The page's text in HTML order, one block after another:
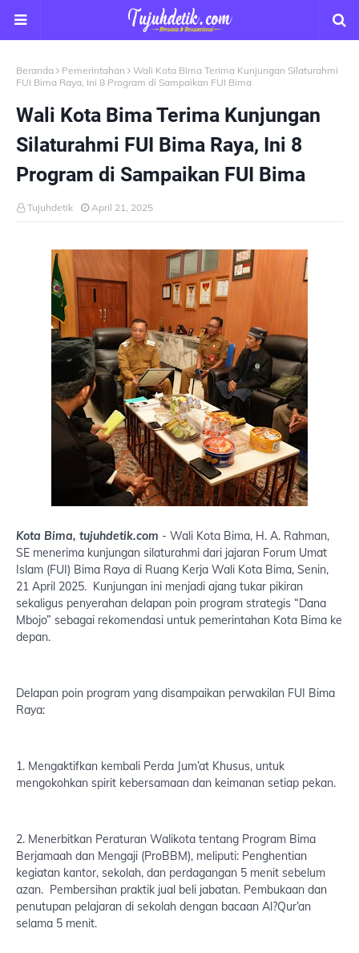
Beranda Pemerintahan
Wali Kota Bima Terima Kunjungan Silaturahmi
FUI Bima Raya, Ini 8 Program di Sampaikan FUI Bima
Wali Kota Bima Terima Kunjungan
Silaturahmi FUI Bima Raya, Ini 8
Program di Sampaikan FUI Bima
Tujuhdetik April 21, 2025
Kota Bima, tujuhdetik.com - Wali Kota Bima, H. A. Rahman,
SE menerima kunjungan silaturahmi dari jajaran Forum Umat
Islam (FUI) Bima Raya di Ruang Kerja Wali Kota Bima, Senin,
21 April 2025. Kunjungan ini menjadi ajang tukar pikiran
sekaligus penyerahan delapan poin program strategis “Dana
Mbojo” sebagai rekomendasi untuk pemerintahan Kota Bima ke
depan.
Delapan poin program yang disampaikan perwakilan FUI Bima
Raya:
1. Mengaktifkan kembali Perda Jum’at Khusus, untuk
mengokohkan spirit kebersamaan dan keimanan setiap pekan.
2. Menerbitkan Peraturan Walikota tentang Program Bima
Berjamaah dan Mengaji (ProBBM), meliputi: Penghentian
kegiatan kantor, sekolah, dan perdagangan 5 menit sebelum
azan. Pembersihan praktik jual beli jabatan. Pembukaan dan
penutupan pelajaran di sekolah dengan bacaan Al?Qur’an
selama 5 menit.